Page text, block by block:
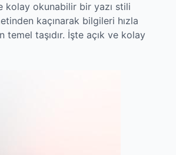
kolay okunabilir bir yazı stili
kaçınarak bilgileri hızla
temel taşıdır. İşte açık ve kolay